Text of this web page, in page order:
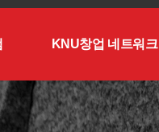
KNU창업 네트워크